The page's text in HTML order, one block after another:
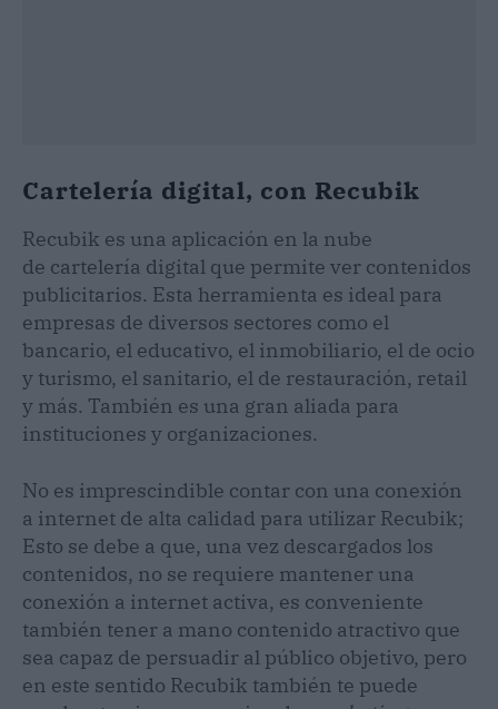
Cartelería digital, con Recubik
Recubik es una aplicación en la nube
de cartelería digital que permite ver contenidos
publicitarios. Esta herramienta es ideal para
empresas de diversos sectores como el
bancario, el educativo, el inmobiliario, el de ocio
y turismo, el sanitario, el de restauración, retail
y más. También es una gran aliada para
instituciones y organizaciones.
No es imprescindible contar con una conexión
a internet de alta calidad para utilizar Recubik;
Esto se debe a que, una vez descargados los
contenidos, no se requiere mantener una
conexión a internet activa, es conveniente
también tener a mano contenido atractivo que
sea capaz de persuadir al público objetivo, pero
en este sentido Recubik también te puede